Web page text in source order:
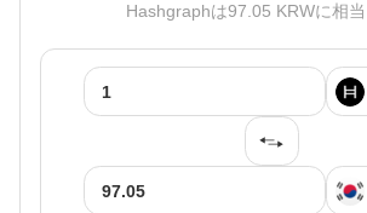
Hashgraphは97.05 KRWに相